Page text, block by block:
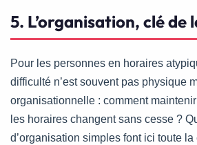
5. L’organisation, clé de
Pour les personnes en horaires
difficulté n’est souvent pas physique
organisationnelle : comment
les horaires changent sans cesse ?
d’organisation simples font ici toute la